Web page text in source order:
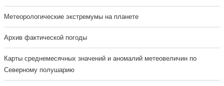
Метеорологические экстремумы на планете
Архив фактической погоды
Карты среднемесячных значений и аномалий метеовеличин по
Северному полушарию